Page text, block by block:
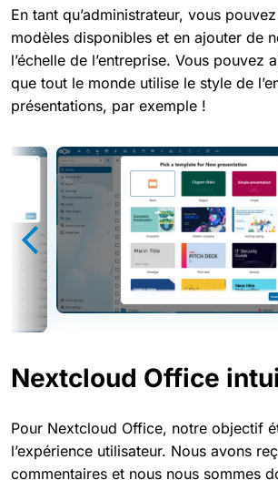
En tant qu’administrateur, vous
modèles disponibles et en ajouter de
l’échelle de l’entreprise. Vous pouvez
que tout le monde utilise le style de
présentations, par exemple !
Nextcloud Office
Pour Nextcloud Office, notre objectif
l’expérience utilisateur. Nous avons
commentaires et nous nous sommes